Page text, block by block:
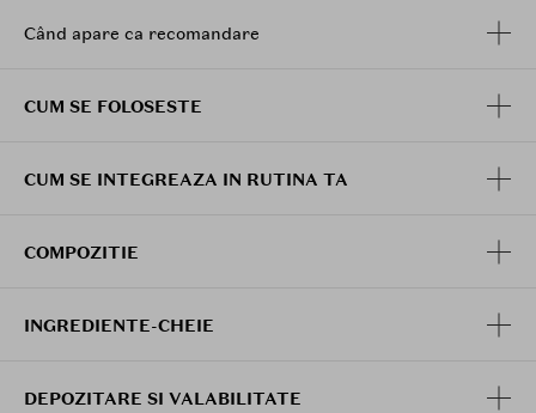
Când apare ca recomandare
CUM SE FOLOSESTE
CUM SE INTEGREAZA IN RUTINA TA
COMPOZITIE
INGREDIENTE-CHEIE
DEPOZITARE SI VALABILITATE